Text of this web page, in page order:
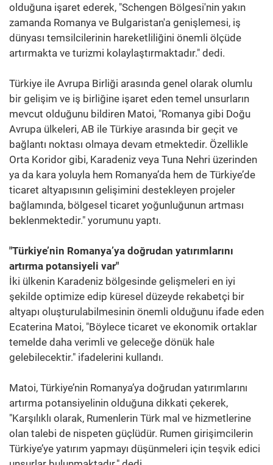
olduğuna işaret ederek, "Schengen Bölgesi'nin yakın
zamanda Romanya ve Bulgaristan'a genişlemesi, iş
dünyası temsilcilerinin hareketliliğini önemli ölçüde
artırmakta ve turizmi kolaylaştırmaktadır." dedi.
Türkiye ile Avrupa Birliği arasında genel olarak olumlu
bir gelişim ve iş birliğine işaret eden temel unsurların
mevcut olduğunu bildiren Matoi, "Romanya gibi Doğu
Avrupa ülkeleri, AB ile Türkiye arasında bir geçit ve
bağlantı noktası olmaya devam etmektedir. Özellikle
Orta Koridor gibi, Karadeniz veya Tuna Nehri üzerinden
ya da kara yoluyla hem Romanya’da hem de Türkiye’de
ticaret altyapısının gelişimini destekleyen projeler
bağlamında, bölgesel ticaret yoğunluğunun artması
beklenmektedir." yorumunu yaptı.
"Türkiye’nin Romanya’ya doğrudan yatırımlarını
artırma potansiyeli var"
İki ülkenin Karadeniz bölgesinde gelişmeleri en iyi
şekilde optimize edip küresel düzeyde rekabetçi bir
altyapı oluşturulabilmesinin önemli olduğunu ifade eden
Ecaterina Matoi, "Böylece ticaret ve ekonomik ortaklar
temelde daha verimli ve geleceğe dönük hale
gelebilecektir." ifadelerini kullandı.
Matoi, Türkiye’nin Romanya’ya doğrudan yatırımlarını
artırma potansiyelinin olduğuna dikkati çekerek,
"Karşılıklı olarak, Rumenlerin Türk mal ve hizmetlerine
olan talebi de nispeten güçlüdür. Rumen girişimcilerin
Türkiye’ye yatırım yapmayı düşünmeleri için teşvik edici